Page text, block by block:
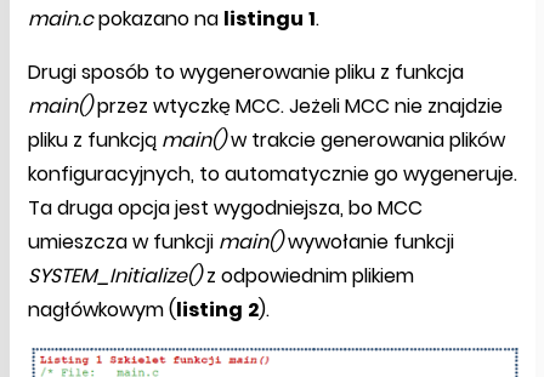
main.cpokazano na listingu 1.
Drugi sposób to wygenerowanie pliku z funkcja
main()przez wtyczkę MCC. Jeżeli MCC nie znajdzie
pliku z funkcją main()w trakcie generowania plików
konfiguracyjnych, to automatycznie go wygeneruje.
Ta druga opcja jest wygodniejsza, bo MCC
umieszcza w funkcji main()wywołanie funkcji
SYSTEM_Initialize()z odpowiednim plikiem
nagłówkowym (listing 2).